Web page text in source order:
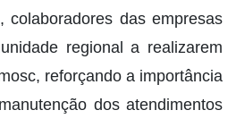
colaboradores das empresas
regional a realizarem
reforçando a importância
dos atendimentos